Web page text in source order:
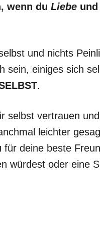
wenn du Liebe und
und nichts
sein, einiges sich
.
selbst vertrauen
leichter
für deine beste
würdest oder eine